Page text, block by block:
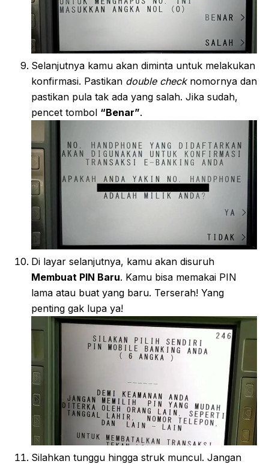
Selanjutnya kamu akan diminta untuk melakukan
konfirmasi. Pastikan double check nomornya dan
pastikan pula tak ada yang salah. Jika sudah,
pencet tombol “Benar”.
Di layar selanjutnya, kamu akan disuruh
Membuat PIN Baru. Kamu bisa memakai PIN
lama atau buat yang baru. Terserah! Yang
penting gak lupa ya!
Silahkan tunggu hingga struk muncul. Jangan